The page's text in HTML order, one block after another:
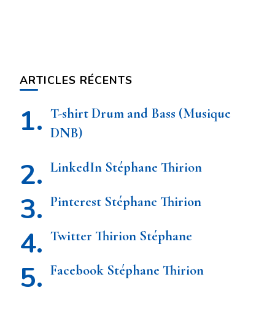
ARTICLES RÉCENTS
T-shirt Drum and Bass (Musique
DNB)
LinkedIn Stéphane Thirion
Pinterest Stéphane Thirion
Twitter Thirion Stéphane
Facebook Stéphane Thirion